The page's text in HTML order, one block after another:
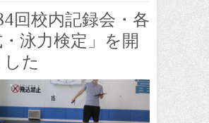
回校内記録会・各
泳力検定」を開
た